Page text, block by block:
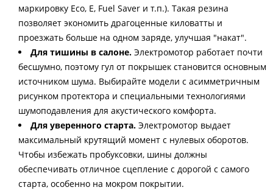
маркировку Eco, E, Fuel Saver и т.п.). Такая резина
позволяет экономить драгоценные киловатты и
проезжать больше на одном заряде, улучшая "накат".
Для тишины в салоне. Электромотор работает почти
бесшумно, поэтому гул от покрышек становится основным
источником шума. Выбирайте модели с асимметричным
рисунком протектора и специальными технологиями
шумоподавления для акустического комфорта.
Для уверенного старта. Электромотор выдает
максимальный крутящий момент с нулевых оборотов.
Чтобы избежать пробуксовки, шины должны
обеспечивать отличное сцепление с дорогой с самого
старта, особенно на мокром покрытии.